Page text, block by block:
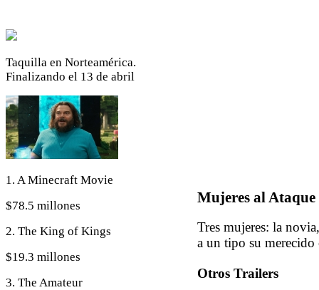
Taquilla en Norteamérica.
Finalizando el 13 de abril
1. A Minecraft Movie
$78.5 millones
2. The King of Kings
$19.3 millones
3. The Amateur
Mujeres al
Tres mujeres: la
a un tipo su merecido
Otros Trailers